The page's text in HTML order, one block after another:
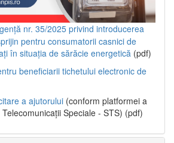
nr. 35/2025 privind introducerea
pentru consumatorii casnici de
în situația de sărăcie energetică (pdf)
beneficiarii tichetului electronic de
a ajutorului (conform platformei a
Speciale - STS) (pdf)